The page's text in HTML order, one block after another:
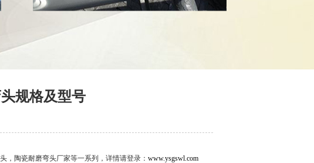
规格及型号
，陶瓷耐磨弯头厂家等一系列，详情请登录： www.ysgswl.com